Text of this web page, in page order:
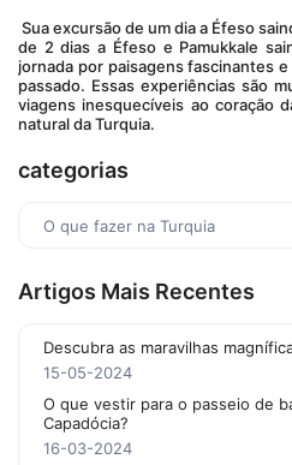
de 2 dias a Éfeso e Pamukkale
jornada por paisagens fascinantes
passado. Essas experiências são
viagens inesquecíveis ao coração
natural da Turquia.
categorias
O que fazer na Turquia
Artigos Mais Recentes
Descubra as maravilhas
15-05-2024
O que vestir para o passeio de
Capadócia?
16-03-2024